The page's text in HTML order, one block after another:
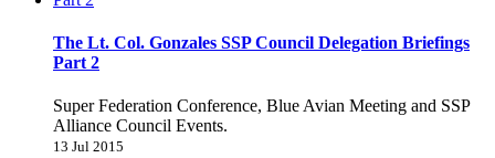
The Lt. Col. Gonzales SSP Council Delegation Briefings
Part 2
Super Federation Conference, Blue Avian Meeting and SSP
Alliance Council Events.
13 Jul 2015